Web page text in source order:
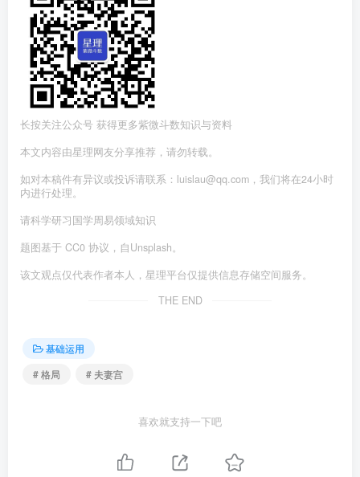
长按关注公众号 获得更多紫微斗数知识与资料
本文内容由星理网友分享推荐，请勿转载。
如对本稿件有异议或投诉请联系：luislau@qq.com，我们将在24小时
内进行处理。
请科学研习国学周易领域知识
题图基于 CC0 协议，自Unsplash。
该文观点仅代表作者本人，星理平台仅提供信息存储空间服务。
THE END
基础运用
# 格局
# 夫妻宫
喜欢就支持一下吧